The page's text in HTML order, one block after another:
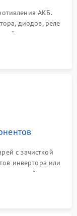
АКБ.
диодов, реле
поиск вздутых
плате.
с зачисткой
инвертора или
дорожек и